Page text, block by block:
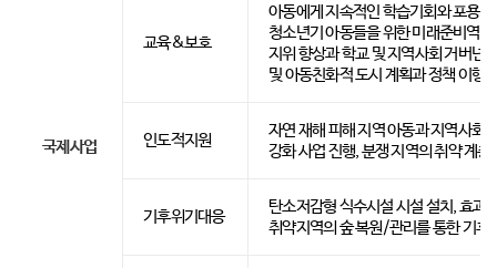
국제사업
교육&보호
아동에게 지속적인 학습기회와 포용
청소년기 아동들을 위한 미래준비역
지위 향상과 학교 및 지역사회 거버넌
및 아동친화적 도시 계획과 정책 이행
인도적지원
자연 재해 피해 지역 아동과 지역사회
강화 사업 진행, 분쟁 지역의 취약 계
기후위기대응
탄소저감형 식수시설 시설 설치, 효과
취약지역의 숲 복원/관리를 통한 기후